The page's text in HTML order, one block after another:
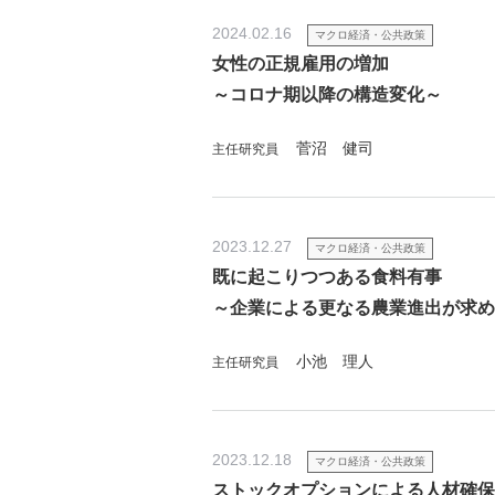
2024.02.16 マクロ経済・公共政策
女性の正規雇用の増加
～コロナ期以降の構造変化～
主任研究員 菅沼 健司
2023.12.27 マクロ経済・公共政策
既に起こりつつある食料有事
～企業による更なる農業進出が求
主任研究員 小池 理人
2023.12.18 マクロ経済・公共政策
ストックオプションによる人材確保